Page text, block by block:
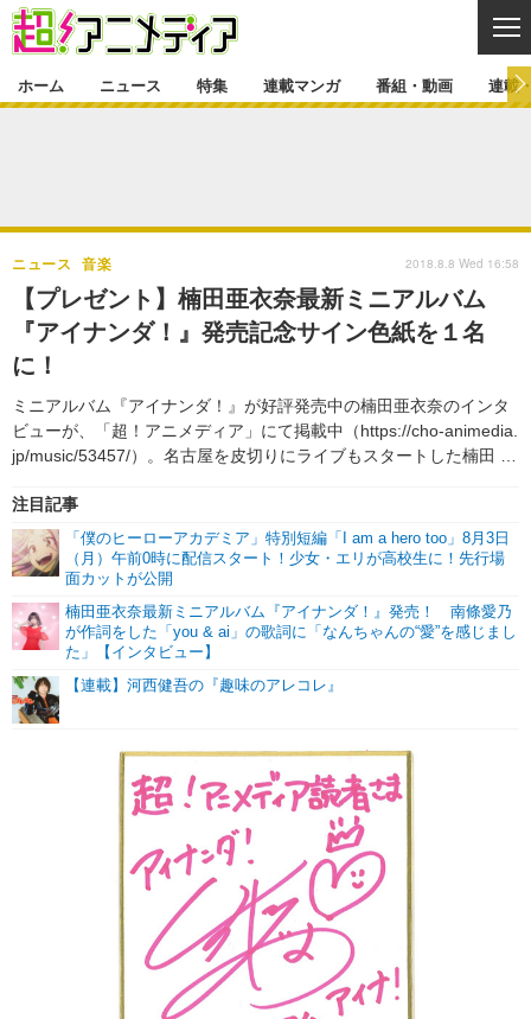
ゲーム・アプリ マンガ
グッズ イベント
舞台 新帝スタ
特集一覧 カバー
ラキりす
連載マンガ
連載マンガ一覧
番組・動画
番組・動画一覧 ラジオ
連載・ブログ
編集部ブログ・お知らせ
ホーム ニュース 特集 連載マンガ 番組・動画 連載
【プレゼント】楠田亜衣奈最新ミニアルバム
『アイナンダ！』発売記念サイン色紙を１名
に！
ミニアルバム『アイナンダ！』が好評発売中の楠田亜衣奈のインタ
ビューが、「超！アニメディア」にて掲載中（https://cho-animedia.
jp/music/53457/）。名古屋を皮切りにライブもスタートした楠田 …
ニュース 音楽
注目記事
「僕のヒーローアカデミア」特別短編「I am a hero too」8月3日
（月）午前0時に配信スタート！少女・エリが高校生に！先行場
面カットが公開
楠田亜衣奈最新ミニアルバム『アイナンダ！』発売！ 南條愛乃
が作詞をした「you & ai」の歌詞に「なんちゃんの“愛”を感じまし
た」【インタビュー】
【連載】河西健吾の『趣味のアレコレ』
2018.8.8 Wed 16:58